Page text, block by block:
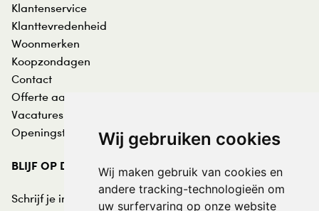
Wij gebruiken cookies
Wij maken gebruik van cookies en
andere tracking-technologieën om
uw surfervaring op onze website
Klantenservice
Klanttevredenheid
Woonmerken
Koopzondagen
Contact
Offerte aanvraag
Vacatures
Openingstijden
BLIJF OP DE HOOGTE
Schrijf je in voor de nieuwsbrief: